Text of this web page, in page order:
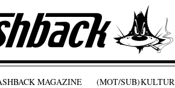
MAGAZINE (MOT/SUB)KULTUR